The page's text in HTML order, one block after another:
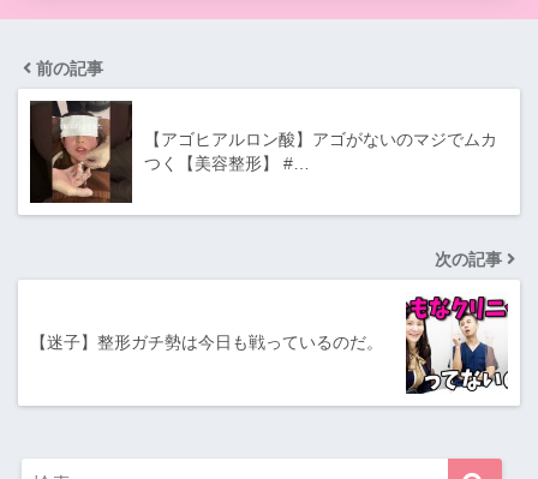
前の記事
【アゴヒアルロン酸】アゴがないのマジでムカ
つく【美容整形】 #…
次の記事
【迷子】整形ガチ勢は今日も戦っているのだ。